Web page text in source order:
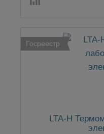
Госреестр
LTA-Н